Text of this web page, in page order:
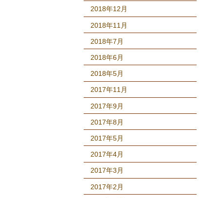
2018年12月
2018年11月
2018年7月
2018年6月
2018年5月
2017年11月
2017年9月
2017年8月
2017年5月
2017年4月
2017年3月
2017年2月